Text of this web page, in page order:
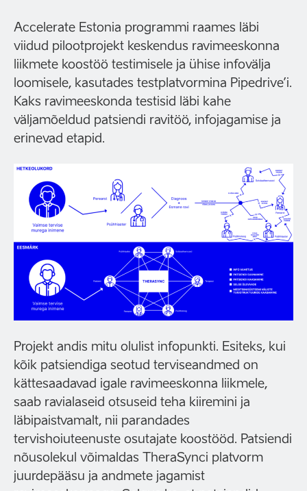
Accelerate Estonia programmi raames läbi
viidud pilootprojekt keskendus ravimeeskonna
liikmete koostöö testimisele ja ühise infovälja
loomisele, kasutades testplatvormina Pipedrive’i.
Kaks ravimeeskonda testisid läbi kahe
väljamõeldud patsiendi ravitöö, infojagamise ja
erinevad etapid.
Projekt andis mitu olulist infopunkti. Esiteks, kui
kõik patsiendiga seotud terviseandmed on
kättesaadavad igale ravimeeskonna liikmele,
saab ravialaseid otsuseid teha kiiremini ja
läbipaistvamalt, nii parandades
tervishoiuteenuste osutajate koostööd. Patsiendi
nõusolekul võimaldas TheraSynci platvorm
juurdepääsu ja andmete jagamist